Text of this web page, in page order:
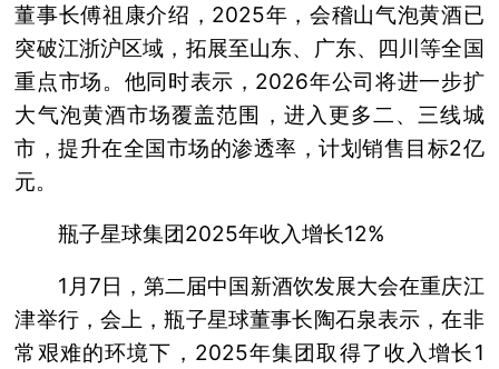
董事长傅祖康介绍，2025年，会稽山气泡黄酒已
突破江浙沪区域，拓展至山东、广东、四川等全国
重点市场。他同时表示，2026年公司将进一步扩
大气泡黄酒市场覆盖范围，进入更多二、三线城
市，提升在全国市场的渗透率，计划销售目标2亿
元。
瓶子星球集团2025年收入增长12%
1月7日，第二届中国新酒饮发展大会在重庆江
津举行，会上，瓶子星球董事长陶石泉表示，在非
常艰难的环境下，2025年集团取得了收入增长1